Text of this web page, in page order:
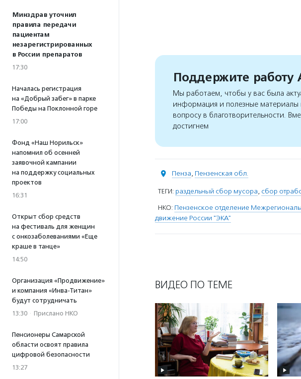
Минздрав уточнил
правила передачи
пациентам
незарегистрированных
в России препаратов
17:30
Началась регистрация
на «Добрый забег» в парке
Победы на Поклонной горе
17:00
Фонд «Наш Норильск»
напомнил об осенней
заявочной кампании
на поддержку социальных
проектов
16:31
Открыт сбор средств
на фестиваль для женщин
с онкозаболеваниями «Еще
краше в танце»
14:50
Организация «Продвижение»
и компания «Инва-Титан»
будут сотрудничать
13:30 · Прислано НКО
Пенсионеры Самарской
области освоят правила
цифровой безопасности
13:27
Поддержите работу
Мы работаем, чтобы у вас была
информация и полезные
вопросу в благотворительности.
достигнем
Пенза, Пензенская обл.
ТЕГИ: раздельный сбор мусора, сбор
НКО: Пензенское отделение
движение России "ЭКА"
ВИДЕО ПО ТЕМЕ